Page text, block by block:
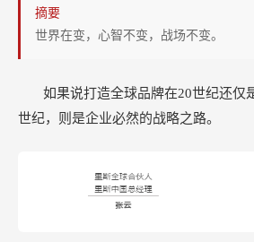
摘要
世界在变，心智不变，战场不变。
如果说打造全球品牌在20世纪还仅
世纪，则是企业必然的战略之路。